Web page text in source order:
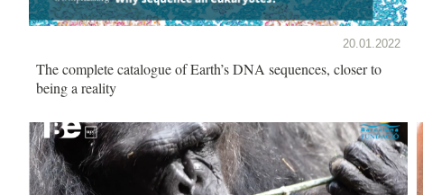
20.01.2022
The complete catalogue of Earth’s DNA sequences, closer to
being a reality